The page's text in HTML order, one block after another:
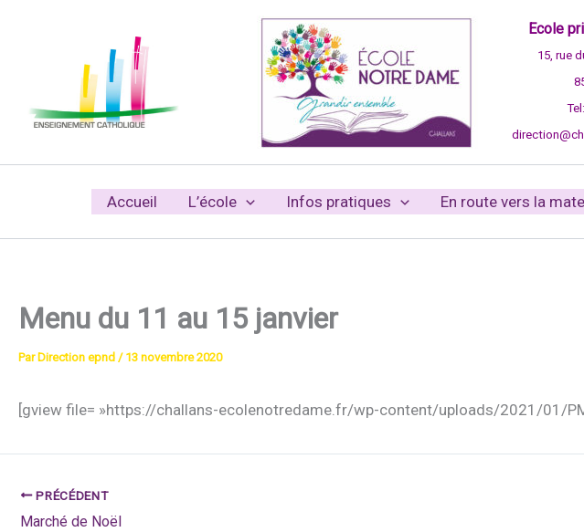
Ecole
15, rue
Accueil L’école Infos pratiques En route vers la
Menu du 11 au 15 janvier
Par Direction epnd / 13 novembre 2020
[gview file= »https://challans-ecolenotredame.fr/wp-content/uploads/2021/01/
PRÉCÉDENT
Marché de Noël